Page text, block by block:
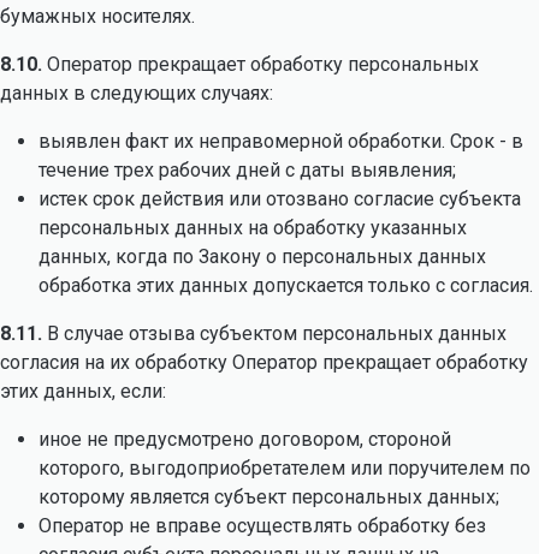
бумажных носителях.
8.10. Оператор прекращает обработку персональных
данных в следующих случаях:
выявлен факт их неправомерной обработки. Срок - в
течение трех рабочих дней с даты выявления;
истек срок действия или отозвано согласие субъекта
персональных данных на обработку указанных
данных, когда по Закону о персональных данных
обработка этих данных допускается только с согласия.
8.11. В случае отзыва субъектом персональных данных
согласия на их обработку Оператор прекращает обработку
этих данных, если:
иное не предусмотрено договором, стороной
которого, выгодоприобретателем или поручителем по
которому является субъект персональных данных;
Оператор не вправе осуществлять обработку без